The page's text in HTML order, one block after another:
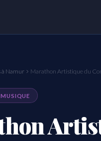
à Namur Marathon Artistique du